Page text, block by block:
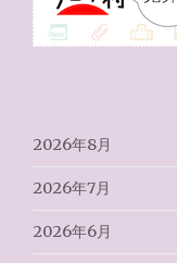
2026年8月
2026年7月
2026年6月